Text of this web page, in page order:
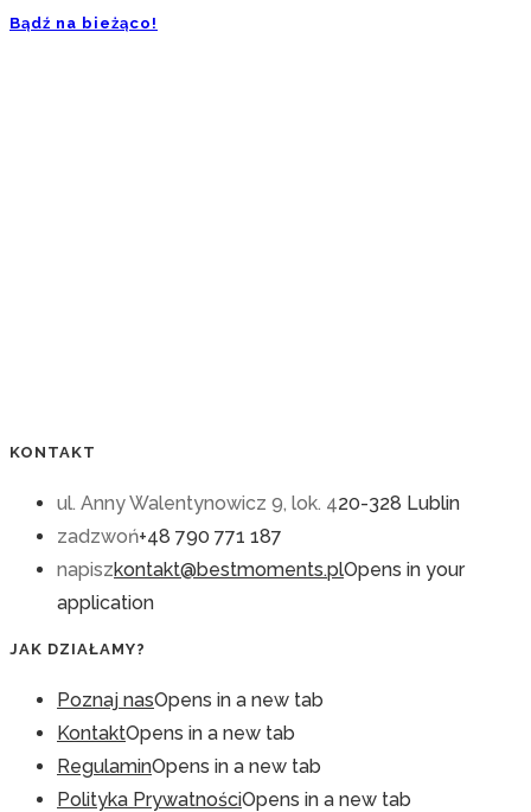
Bądź na bieżąco!
KONTAKT
ul. Anny Walentynowicz 9, lok. 420-328 Lublin
zadzwoń+48 790 771 187
napiszkontakt@bestmoments.plOpens in your
application
JAK DZIAŁAMY?
Poznaj nasOpens in a new tab
KontaktOpens in a new tab
RegulaminOpens in a new tab
Polityka PrywatnościOpens in a new tab